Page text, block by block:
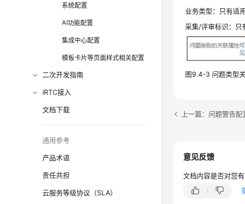
系统配置
AI功能配置
集成中心配置
模板卡片等页面样式相关配置
二次开发指南
iRTC接入
文档下载
通用参考
产品术语
责任共担
云服务等级协议（SLA）
业务类型：只有适
采集/评审标识：只
图9.4-3 问题类型
上一篇：问题警告配
意见反馈
文档内容是否对您有